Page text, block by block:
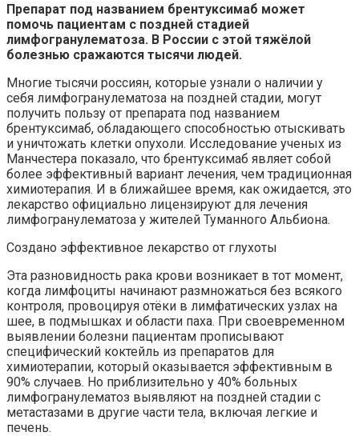
Препарат под названием брентуксимаб может
помочь пациентам с поздней стадией
лимфогранулематоза. В России с этой тяжёлой
болезнью сражаются тысячи людей.
Многие тысячи россиян, которые узнали о наличии у
себя лимфогранулематоза на поздней стадии, могут
получить пользу от препарата под названием
брентуксимаб, обладающего способностью отыскивать
и уничтожать клетки опухоли. Исследование ученых из
Манчестера показало, что брентуксимаб являет собой
более эффективный вариант лечения, чем традиционная
химиотерапия. И в ближайшее время, как ожидается, это
лекарство официально лицензируют для лечения
лимфогранулематоза у жителей Туманного Альбиона.
Создано эффективное лекарство от глухоты
Эта разновидность рака крови возникает в тот момент,
когда лимфоциты начинают размножаться без всякого
контроля, провоцируя отёки в лимфатических узлах на
шее, в подмышках и области паха. При своевременном
выявлении болезни пациентам прописывают
специфический коктейль из препаратов для
химиотерапии, который оказывается эффективным в
90% случаев. Но приблизительно у 40% больных
лимфогранулематоз выявляют на поздней стадии с
метастазами в другие части тела, включая легкие и
печень.